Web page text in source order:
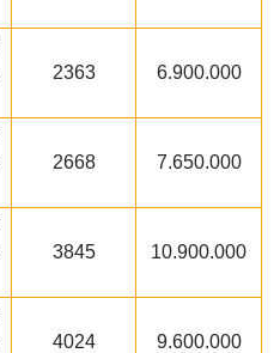
2363 6.900.000
2668 7.650.000
3845 10.900.000
4024 9.600.000